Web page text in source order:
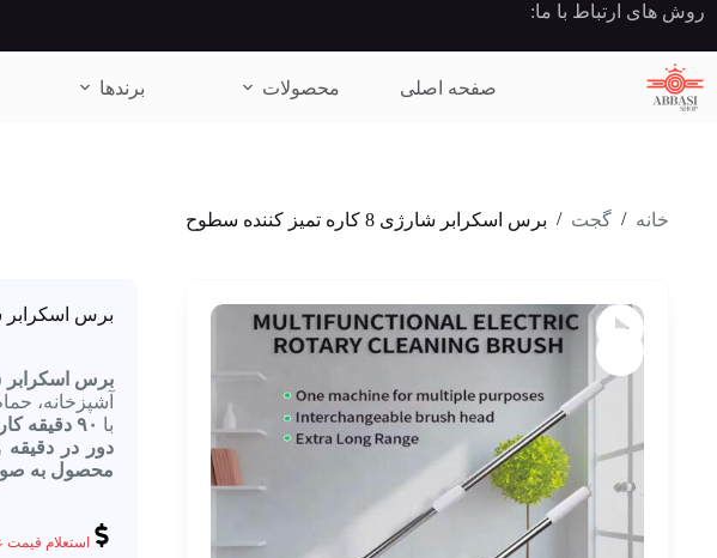
پرش
محتوا
روش های ارتباط با ما:
صفحه اصلی محصولات برندها
خانه / گجت / برس اسکرابر شارژی 8 کاره تمیز کننده سطوح
برس اسکرابر شارژی 8 کاره
برس اسکرابر
آشپزخانه،
با ۹۰ دقیقه کارکرد مداوم
دور در دقیقه
محصول به
استعلام